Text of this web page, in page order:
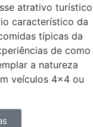
atrativo turístico
característico da
típicas da
de como
a natureza
veículos 4×4 ou